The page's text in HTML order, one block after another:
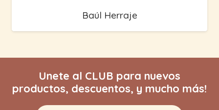
Baúl Herraje
Unete al CLUB para nuevos
productos, descuentos, y mucho más!